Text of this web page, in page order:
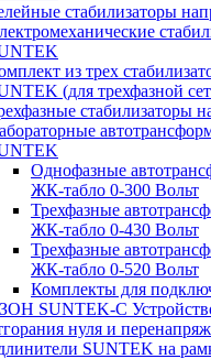
стабилизаторы
из трех
(для трехфазной
стабилизаторы
Однофазные
ЖК-табло 0-300 Вольт
Трехфазные
ЖК-табло 0-430 Вольт
Трехфазные
ЖК-табло 0-520 Вольт
Комплекты для
SUNTEK-C
нуля и
SUNTEK на